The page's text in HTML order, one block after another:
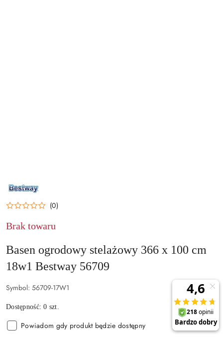
NAZWA
PRODUCENTA:
(0)
Brak towaru
Basen ogrodowy stelażowy 366 x 100 cm
18w1 Bestway 56709
Symbol: 56709-17W1
Dostępność:0 szt.
Powiadom gdy produkt będzie dostępny